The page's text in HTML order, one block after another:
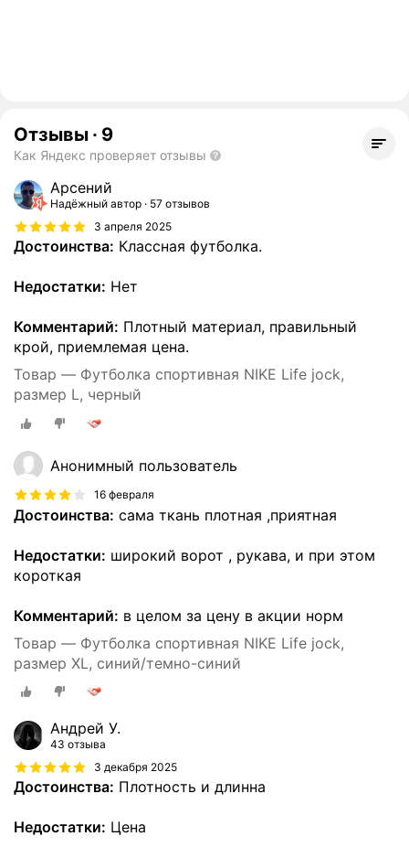
Отзывы · 9
Как Яндекс проверяет отзывы
Арсений
Надёжный автор
57 отзывов
3 апреля 2025
Достоинства: Классная футболка.
Недостатки: Нет
Комментарий: Плотный материал, правильный
крой, приемлемая цена.
Товар — Футболка спортивная NIKE Life jock,
размер L, черный
Анонимный пользователь
16 февраля
Достоинства: сама ткань плотная ,приятная
Недостатки: широкий ворот , рукава, и при этом
короткая
Комментарий: в целом за цену в акции норм
Товар — Футболка спортивная NIKE Life jock,
размер XL, синий/темно-синий
Андрей У.
43 отзыва
3 декабря 2025
Достоинства: Плотность и длинна
Недостатки: Цена